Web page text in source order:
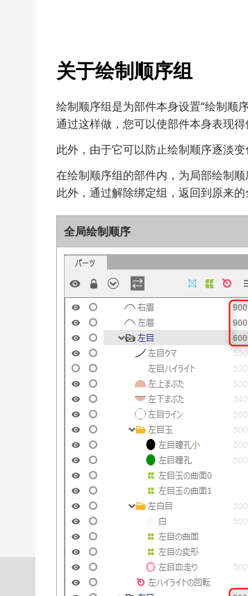
关于绘制顺序组
绘制顺序组是为部件本身设置“绘制顺
通过这样做，您可以使部件本身表现得
此外，由于它可以防止绘制顺序逐淡变
在绘制顺序组的部件内，为局部绘制顺
此外，通过解除绑定组，返回到原来的
全局绘制顺序